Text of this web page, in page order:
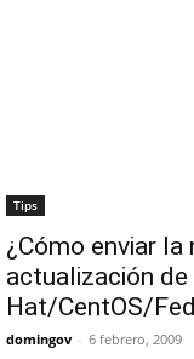
Tips
¿Cómo enviar
actualización de
Hat/CentOS/
domingov - 6 febrero, 2009